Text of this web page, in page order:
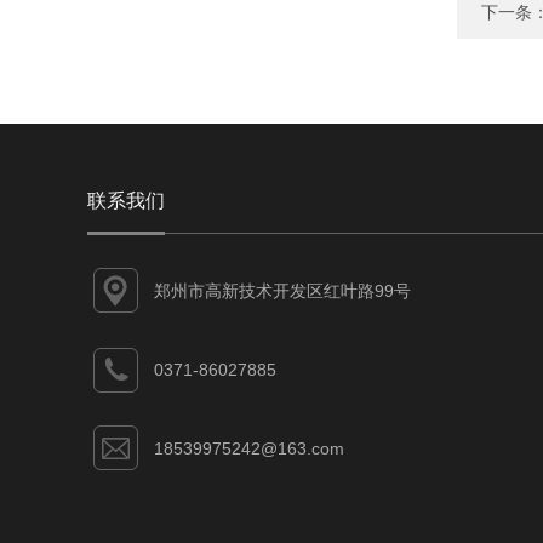
下一条
联系我们
郑州市高新技术开发区红叶路99号
0371-86027885
18539975242@163.com